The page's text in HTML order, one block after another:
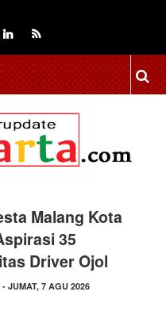
Malang Kota
35
Driver Ojol
- JUMAT, 7 AGU 2026